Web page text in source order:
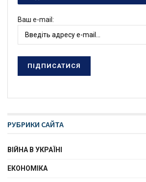
Ваш e-mail:
РУБРИКИ САЙТА
ВІЙНА В УКРАЇНІ
ЕКОНОМІКА